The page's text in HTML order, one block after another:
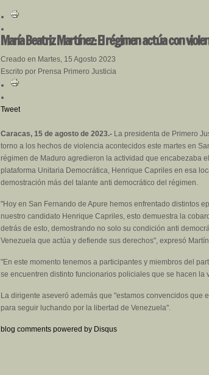
María Beatriz Martínez: El régimen actúa con
Creado en Martes, 15 Agosto 2023
Escrito por Prensa Primero Justicia
Tweet
Caracas, 15 de agosto de 2023.- La presidenta de Primero
torno a los hechos de violencia acontecidos este martes en
régimen de Maduro agredieron la actividad que encabezaba
plataforma Unitaria Democrática, Henrique Capriles en esa
demostración más del talante anti democrático del régimen.
"Hoy en San Fernando de Apure hemos enfrentado distintos
nuestro candidato Henrique Capriles, esto demuestra la
detrás de esto, demostrando no solo su condición anti
Venezuela que actúa y defiende sus derechos", expresó
"En este momento tenemos a participantes y miembros del
se encuentren distinto funcionarios policiales que se hacen
La dirigente aseveró además que "estamos convencidos
para seguir luchando por la libertad de Venezuela".
blog comments powered by Disqus